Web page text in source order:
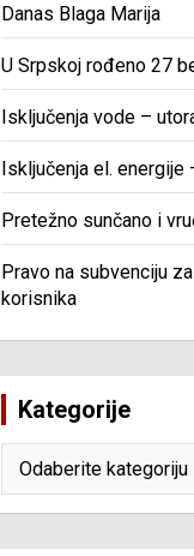
Danas Blaga Marija
U Srpskoj rođeno 27
Isključenja vode –
Isključenja el. energije
Pretežno sunčano i
Pravo na subvenciju
korisnika
Kategorije